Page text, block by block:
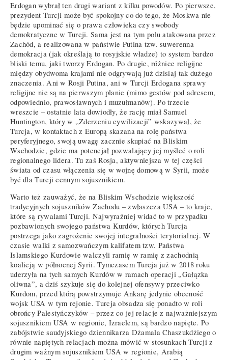
Erdogan wybrał ten drugi wariant z kilku powodów. Po pierwsze,
prezydent Turcji może być spokojny co do tego, że Moskwa nie
będzie upominać się o prawa człowieka czy swobody
demokratyczne w Turcji. Sama jest na tym polu atakowana przez
Zachód, a realizowana w państwie Putina tzw. suwerenna
demokracja (jak określają to rosyjskie władze) to system bardzo
bliski temu, jaki tworzy Erdogan. Po drugie, różnice religijne
między obydwoma krajami nie odgrywają już dzisiaj tak dużego
znaczenia. Ani w Rosji Putina, ani w Turcji Erdogana sprawy
religijne nie są na pierwszym planie (mimo gestów pod adresem,
odpowiednio, prawosławnych i muzułmanów). Po trzecie
wreszcie – ostatnie lata dowiodły, że rację miał Samuel
Huntington, który w „Zderzeniu cywilizacji” wskazywał, że
Turcja, w kontaktach z Europą skazana na rolę państwa
peryferyjnego, swoją uwagę zacznie skupiać na Bliskim
Wschodzie, gdzie ma potencjał pozwalający jej myśleć o roli
regionalnego lidera. Tu zaś Rosja, aktywniejsza w tej części
świata od czasu włączenia się w wojnę domową w Syrii, może
być dla Turcji cennym sojusznikiem.
Warto też zauważyć, że na Bliskim Wschodzie większość
tradycyjnych sojuszników Zachodu – zwłaszcza USA – to kraje,
które są rywalami Turcji. Najwyraźniej widać to w przypadku
pozbawionych swojego państwa Kurdów, których Turcja
postrzega jako zagrożenie swojej integralności terytorialnej. W
czasie walki z samozwańczym kalifatem tzw. Państwa
Islamskiego Kurdowie walczyli ramię w ramię z zachodnią
koalicją w północnej Syrii. Tymczasem Turcja już w 2018 roku
uderzyła na tych samych Kurdów w ramach operacji „Gałązka
oliwna”, a dziś szykuje się do kolejnej ofensywy przeciwko
Kurdom, przed którą powstrzymuje Ankarę jedynie obecność
wojsk USA w tym rejonie. Turcja obsadza się ponadto w roli
obrońcy Palestyńczyków – przez co jej relacje z najważniejszym
sojusznikiem USA w regionie, Izraelem, są bardzo napięte. Po
zabójstwie saudyjskiego dziennikarza Dżamala Chaszukdżiego o
równie napiętych relacjach można mówić w stosunkach Turcji z
drugim ważnym sojusznikiem USA w regionie, Arabią